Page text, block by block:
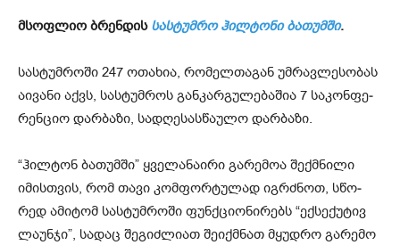
მსოფლიო ბრენდის სასტუმრო ჰილტონი ბათუმში.
სას­ტუმ­რო­ში 247 ოთა­ხია, რო­მელ­თა­გან უმ­რავ­ლე­სო­ბას
აი­ვა­ნი აქვს, სას­ტუმ­როს გან­კარ­გუ­ლე­ბა­შია 7 სა­კონ­ფე­
რენ­ციო დარ­ბა­ზი, სა­დღე­სას­წა­უ­ლო დარ­ბა­ზი.
“ჰილ­ტონ ბა­თუმ­ში” ყვე­ლა­ნა­ი­რი გა­რე­მოა შექ­მნი­ლი
იმის­თვის, რომ თავი კომ­ფორ­ტუ­ლად იგ­რძნოთ, სწო­
რედ ამი­ტომ სას­ტუმ­რო­ში ფუნ­ქცი­ო­ნი­რებს “ექ­სე­ქუ­ტივ
ლა­უნ­ჯი”, სა­დაც შე­გიძ­ლი­ათ შე­იქ­მნათ მყუდ­რო გა­რე­მო